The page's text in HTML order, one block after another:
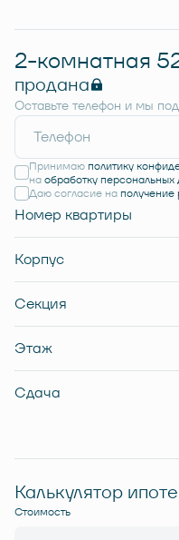
2-комнатная
продана
Оставьте телефон и мы
Принимаю политику
на обработку персональных
Даю согласие на
Номер квартиры
Корпус
Секция
Этаж
Сдача
Калькулятор
Стоимость